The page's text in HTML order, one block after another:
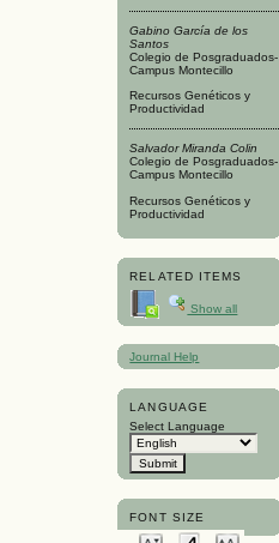
Gabino García de los
Santos
Colegio de Posgraduados-
Campus Montecillo
Recursos Genéticos y
Productividad
Salvador Miranda Colin
Colegio de Posgraduados-
Campus Montecillo
Recursos Genéticos y
Productividad
RELATED ITEMS
Show all
Journal Help
LANGUAGE
Select Language
FONT SIZE